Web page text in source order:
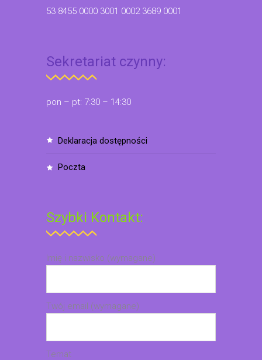
53 8455 0000 3001 0002 3689 0001
Sekretariat czynny:
pon – pt: 7:30 – 14:30
deklaracja dostępności
poczta
Szybki Kontakt:
Imię i nazwisko (wymagane)
Twój email (wymagane)
Temat